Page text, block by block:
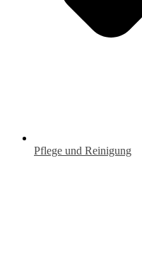
Pflege und Reinigung